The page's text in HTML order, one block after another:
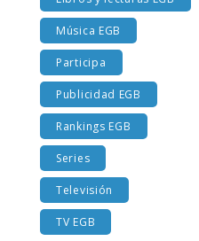
Libros y lecturas EGB
Música EGB
Participa
Publicidad EGB
Rankings EGB
Series
Televisión
TV EGB